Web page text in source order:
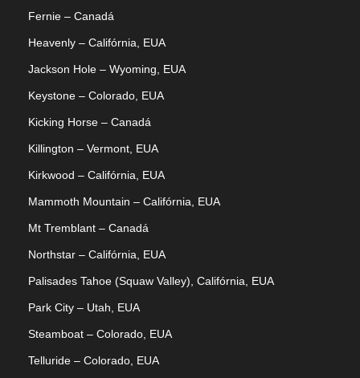
Fernie – Canadá
Heavenly – Califórnia, EUA
Jackson Hole – Wyoming, EUA
Keystone – Colorado, EUA
Kicking Horse – Canadá
Killington – Vermont, EUA
Kirkwood – Califórnia, EUA
Mammoth Mountain – Califórnia, EUA
Mt Tremblant – Canadá
Northstar – Califórnia, EUA
Palisades Tahoe (Squaw Valley), Califórnia, EUA
Park City – Utah, EUA
Steamboat – Colorado, EUA
Telluride – Colorado, EUA